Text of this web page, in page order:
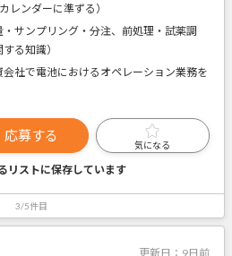
レンダーに準ずる）
サンプリング・分注、前処理・試薬調
る知識）
社で電池におけるオペレーション業務を
応募する
気になる
リストに保存しています
3/5件目
更新日： 9日前